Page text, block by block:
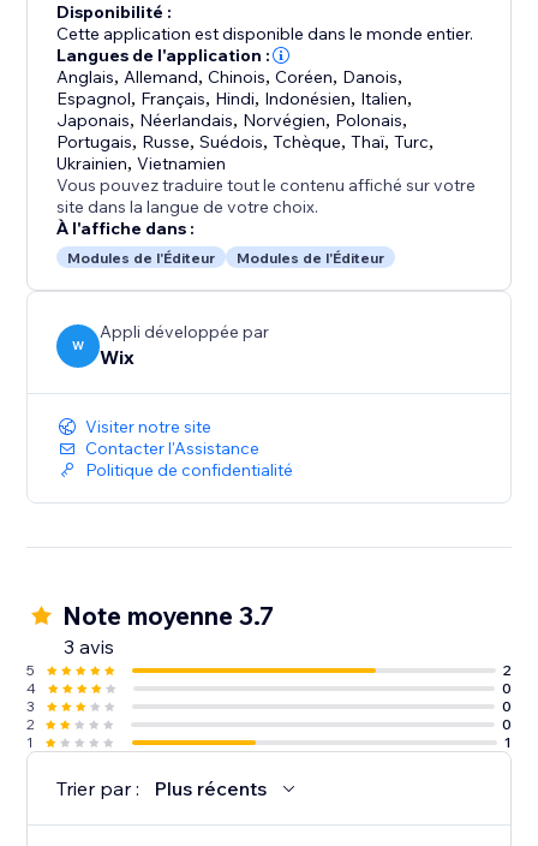
Disponibilité :
Cette application est disponible dans le monde entier.
Langues de l'application :
Anglais, Allemand,Chinois,Coréen, Danois,
Espagnol, Français, Hindi, Indonésien, Italien,
Japonais, Néerlandais, Norvégien, Polonais,
Portugais, Russe,Suédois,Tchèque,Thaï,Turc,
Ukrainien,Vietnamien
Vous pouvez traduire tout le contenu affiché sur votre
site dans la langue de votre choix.
À l'affiche dans :
Modules de l'Éditeur Modules de l'Éditeur
W
Appli développée par
Wix
Visiter notre site
Contacter l'Assistance
Politique de confidentialité
Note moyenne 3.7
3 avis
5
2
4
0
3
0
2
0
1
1
Trier par : Plus récents